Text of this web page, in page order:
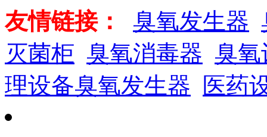
友情链接： 臭氧发生器
灭菌柜 臭氧消毒器 臭
理设备臭氧发生器
医药